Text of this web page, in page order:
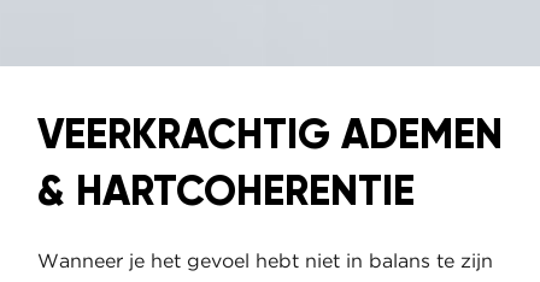
VEERKRACHTIG ADEMEN
& HARTCOHERENTIE
Wanneer je het gevoel hebt niet in balans te zijn